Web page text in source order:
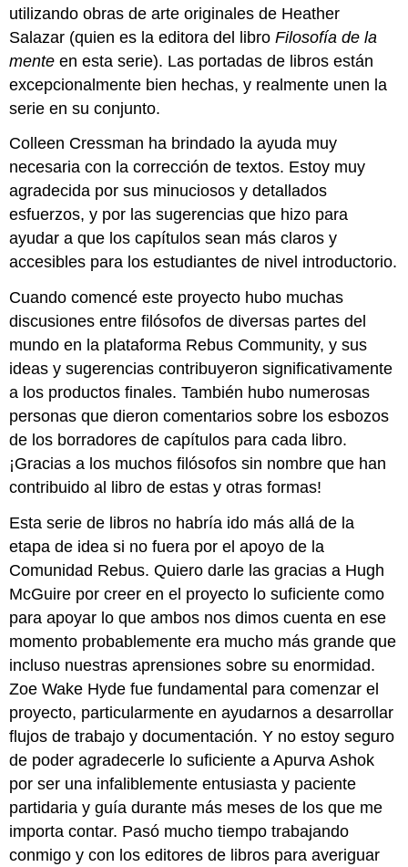
utilizando obras de arte originales de Heather
Salazar (quien es la editora del libroFilosofía de la
mente en esta serie). Las portadas de libros están
excepcionalmente bien hechas, y realmente unen la
serie en su conjunto.
Colleen Cressman ha brindado la ayuda muy
necesaria con la corrección de textos. Estoy muy
agradecida por sus minuciosos y detallados
esfuerzos, y por las sugerencias que hizo para
ayudar a que los capítulos sean más claros y
accesibles para los estudiantes de nivel introductorio.
Cuando comencé este proyecto hubo muchas
discusiones entre filósofos de diversas partes del
mundo en la plataforma Rebus Community, y sus
ideas y sugerencias contribuyeron significativamente
a los productos finales. También hubo numerosas
personas que dieron comentarios sobre los esbozos
de los borradores de capítulos para cada libro.
¡Gracias a los muchos filósofos sin nombre que han
contribuido al libro de estas y otras formas!
Esta serie de libros no habría ido más allá de la
etapa de idea si no fuera por el apoyo de la
Comunidad Rebus. Quiero darle las gracias a Hugh
McGuire por creer en el proyecto lo suficiente como
para apoyar lo que ambos nos dimos cuenta en ese
momento probablemente era mucho más grande que
incluso nuestras aprensiones sobre su enormidad.
Zoe Wake Hyde fue fundamental para comenzar el
proyecto, particularmente en ayudarnos a desarrollar
flujos de trabajo y documentación. Y no estoy seguro
de poder agradecerle lo suficiente a Apurva Ashok
por ser una infaliblemente entusiasta y paciente
partidaria y guía durante más meses de los que me
importa contar. Pasó mucho tiempo trabajando
conmigo y con los editores de libros para averiguar